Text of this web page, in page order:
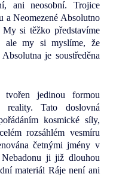
ani neosobní. Trojice
a Neomezené Absolutno
si těžko představíme
ale my si myslíme, že
je soustředěna
jedinou formou
reality. Tato doslovná
kosmické síly,
rozsáhlém vesmíru
četnými jmény v
ji již dlouhou
materiál Ráje není ani